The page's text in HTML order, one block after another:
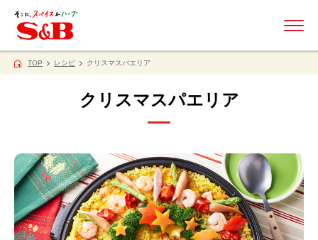
TOP レシピ クリスマスパエリア
クリスマスパエリア